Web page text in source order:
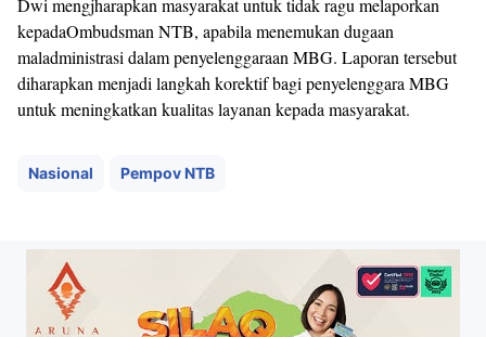
Dwi mengjharapkan masyarakat untuk tidak ragu melaporkan
kepadaOmbudsman NTB, apabila menemukan dugaan
maladministrasi dalam penyelenggaraan MBG. Laporan tersebut
diharapkan menjadi langkah korektif bagi penyelenggara MBG
untuk meningkatkan kualitas layanan kepada masyarakat.
Nasional Pempov NTB